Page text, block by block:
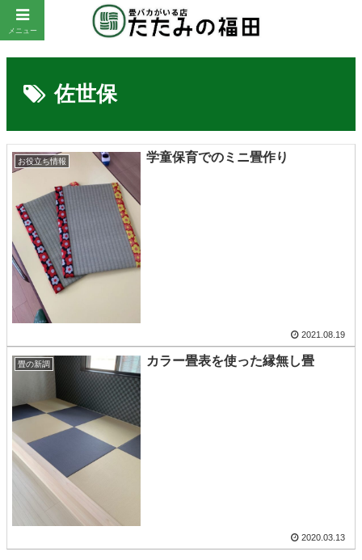
佐世保
お役立ち情報 学童保育でのミニ畳作り
2021.08.19
畳の新調 カラー畳表を使った縁無し畳
2020.03.13
メニュー